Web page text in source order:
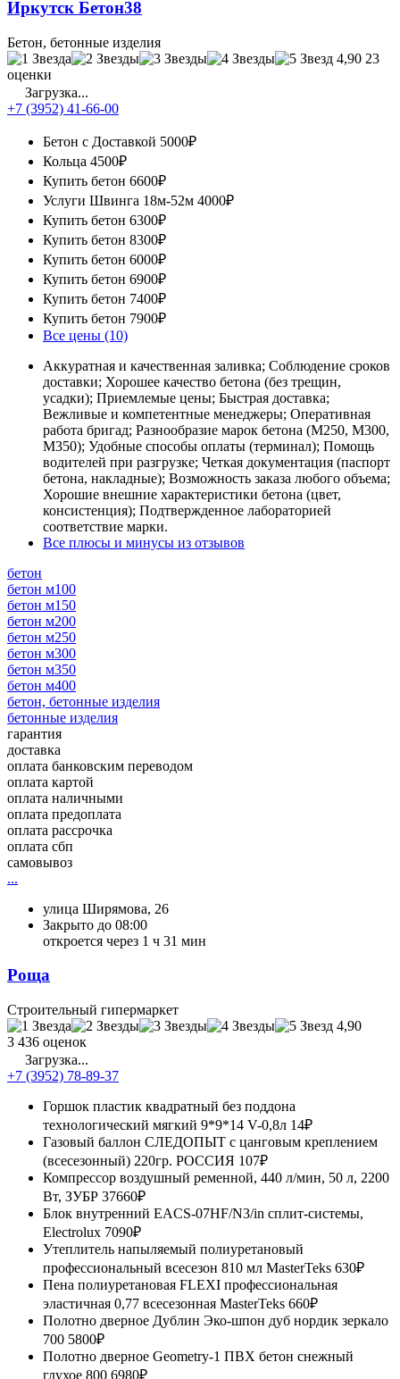
Иркутск Бетон38
Бетон, бетонные изделия
4,90 23
оценки
Загрузка...
+7 (3952) 41-66-00
Бетон с Доставкой 5000₽
Кольца 4500₽
Купить бетон 6600₽
Услуги Швинга 18м-52м 4000₽
Купить бетон 6300₽
Купить бетон 8300₽
Купить бетон 6000₽
Купить бетон 6900₽
Купить бетон 7400₽
Купить бетон 7900₽
Все цены (10)
Аккуратная и качественная заливка; Соблюдение сроков
доставки; Хорошее качество бетона (без трещин,
усадки); Приемлемые цены; Быстрая доставка;
Вежливые и компетентные менеджеры; Оперативная
работа бригад; Разнообразие марок бетона (М250, М300,
М350); Удобные способы оплаты (терминал); Помощь
водителей при разгрузке; Четкая документация (паспорт
бетона, накладные); Возможность заказа любого объема;
Хорошие внешние характеристики бетона (цвет,
консистенция); Подтвержденное лабораторией
соответствие марки.
Все плюсы и минусы из отзывов
бетон
бетон м100
бетон м150
бетон м200
бетон м250
бетон м300
бетон м350
бетон м400
бетон, бетонные изделия
бетонные изделия
гарантия
доставка
оплата банковским переводом
оплата картой
оплата наличными
оплата предоплата
оплата рассрочка
оплата сбп
самовывоз
...
улица Ширямова, 26
Закрыто до 08:00
откроется через 1 ч 31 мин
Роща
Строительный гипермаркет
4,90
3 436 оценок
Загрузка...
+7 (3952) 78-89-37
Горшок пластик квадратный без поддона
технологический мягкий 9*9*14 V-0,8л 14₽
Газовый баллон СЛЕДОПЫТ с цанговым креплением
(всесезонный) 220гр. РОССИЯ 107₽
Компрессор воздушный ременной, 440 л/мин, 50 л, 2200
Вт, ЗУБР 37660₽
Блок внутренний EACS-07HF/N3/in сплит-системы,
Electrolux 7090₽
Утеплитель напыляемый полиуретановый
профессиональный всесезон 810 мл MasterTeks 630₽
Пена полиуретановая FLEXI профессиональная
эластичная 0,77 всесезонная MasterTeks 660₽
Полотно дверное Дублин Эко-шпон дуб нордик зеркало
700 5800₽
Полотно дверное Geometry-1 ПВХ бетон снежный
глухое 800 6980₽